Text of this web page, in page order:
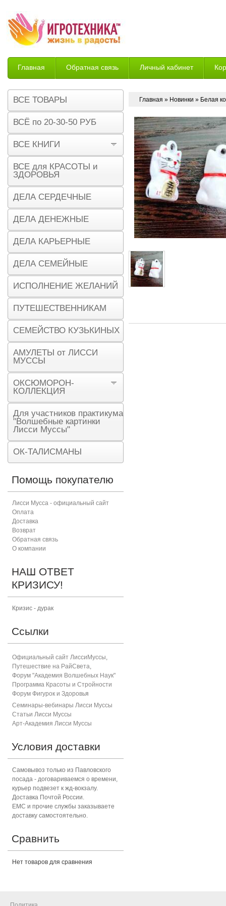
Главная Обратная связь Личный кабинет
Возврат
Главная » Новинки » Белая
ВСЕ ТОВАРЫ
ВСЁ по 20-30-50 РУБ
ВСЕ КНИГИ
ВСЕ для КРАСОТЫ и
ЗДОРОВЬЯ
ДЕЛА СЕРДЕЧНЫЕ
ДЕЛА ДЕНЕЖНЫЕ
ДЕЛА КАРЬЕРНЫЕ
ДЕЛА СЕМЕЙНЫЕ
ИСПОЛНЕНИЕ ЖЕЛАНИЙ
ПУТЕШЕСТВЕННИКАМ
СЕМЕЙСТВО КУЗЬКИНЫХ
АМУЛЕТЫ от ЛИССИ
МУССЫ
ОКСЮМОРОН-
КОЛЛЕКЦИЯ
Для участников практикума
"Волшебные картинки
Лисси Муссы"
ОК-ТАЛИСМАНЫ
Помощь покупателю
Лисси Мусса - официальный сайт
Оплата
Доставка
Возврат
Обратная связь
О компании
НАШ ОТВЕТ
КРИЗИСУ!
Кризис - дурак
Ссылки
Официальный сайт ЛиссиМуссы,
Путешествие на РайСвета,
Форум "Академия Волшебных Наук"
Программа Красоты и Стройности
Форум Фигурок и Здоровья
Семинары-вебинары Лисси Муссы
Статьи Лисси Муссы
Арт-Академия Лисси Муссы
Условия доставки
Самовывоз только из Павловского
посада - договариваемся о времени,
курьер подвезет к жд-вокзалу.
Доставка Почтой России.
ЕМС и прочие службы заказываете
доставку самостоятельно.
Сравнить
Нет товаров для сравнения